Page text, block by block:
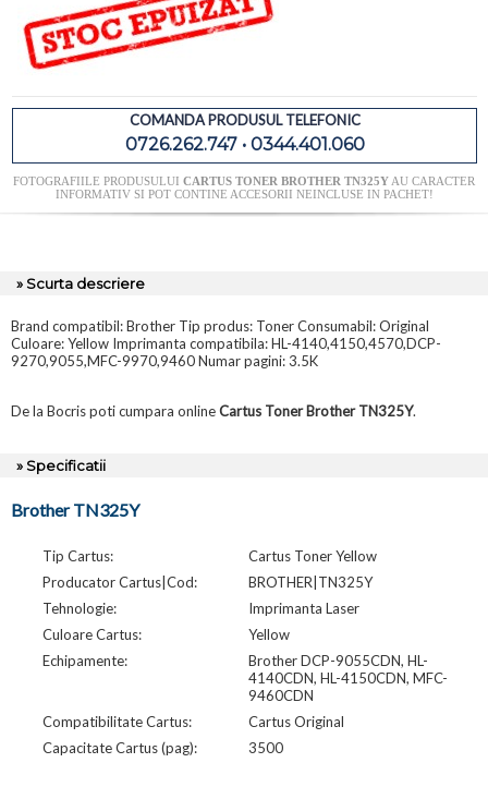
COMANDA PRODUSUL TELEFONIC
0726.262.747 • 0344.401.060
FOTOGRAFIILE PRODUSULUI CARTUS TONER BROTHER TN325Y AU CARACTER
INFORMATIV SI POT CONTINE ACCESORII NEINCLUSE IN PACHET!
» Scurta descriere
Brand compatibil: Brother Tip produs: Toner Consumabil: Original
Culoare: Yellow Imprimanta compatibila: HL-4140,4150,4570,DCP-
9270,9055,MFC-9970,9460 Numar pagini: 3.5K
De la Bocris poti cumpara onlineCartus Toner Brother TN325Y.
» Specificatii
Brother TN325Y
Tip Cartus:
Cartus Toner Yellow
Producator Cartus|Cod:
BROTHER|TN325Y
Tehnologie:
Imprimanta Laser
Culoare Cartus:
Yellow
Echipamente:
Brother DCP-9055CDN, HL-
4140CDN, HL-4150CDN, MFC-
9460CDN
Compatibilitate Cartus:
Cartus Original
Capacitate Cartus (pag):
3500